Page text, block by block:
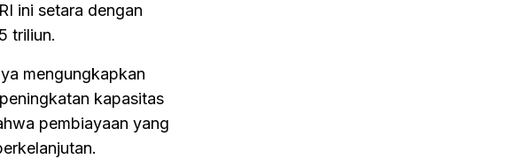
ini setara dengan
triliun.
mengungkapkan
kapasitas
pembiayaan yang